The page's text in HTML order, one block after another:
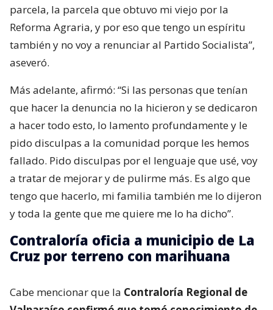
parcela, la parcela que obtuvo mi viejo por la
Reforma Agraria, y por eso que tengo un espíritu
también y no voy a renunciar al Partido Socialista”,
aseveró.
Más adelante, afirmó: “Si las personas que tenían
que hacer la denuncia no la hicieron y se dedicaron
a hacer todo esto, lo lamento profundamente y le
pido disculpas a la comunidad porque les hemos
fallado. Pido disculpas por el lenguaje que usé, voy
a tratar de mejorar y de pulirme más. Es algo que
tengo que hacerlo, mi familia también me lo dijeron
y toda la gente que me quiere me lo ha dicho”.
Contraloría oficia a municipio de La
Cruz por terreno con marihuana
Cabe mencionar que la Contraloría Regional de